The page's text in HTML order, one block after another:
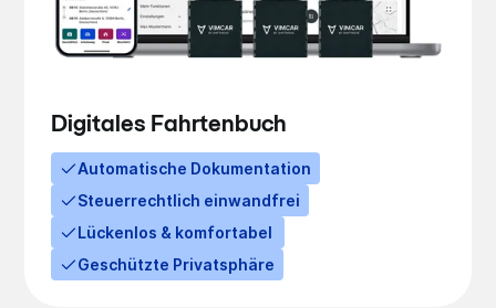
Digitales Fahrtenbuch
Automatische Dokumentation
Steuerrechtlich einwandfrei
Lückenlos & komfortabel
Geschützte Privatsphäre